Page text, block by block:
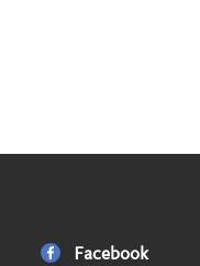
Facebook